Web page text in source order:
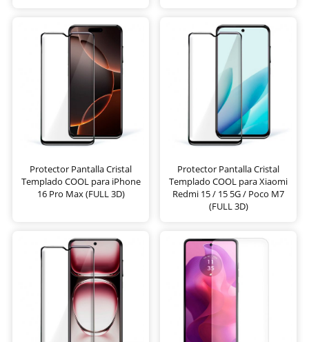
Protector Pantalla Cristal
Templado COOL para iPhone
16 Pro Max (FULL 3D)
Protector Pantalla Cristal
Templado COOL para Xiaomi
Redmi 15 / 15 5G / Poco M7
(FULL 3D)